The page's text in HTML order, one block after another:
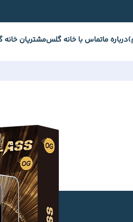
درباره ماتماس با خانه گلسمشتریان